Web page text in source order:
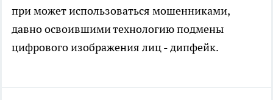
при может использоваться мошенниками,
давно освоившими технологию подмены
цифрового изображения лиц - дипфейк.